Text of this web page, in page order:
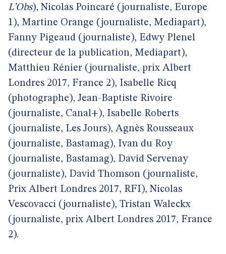
L’Obs), Nicolas Poincaré (journaliste, Europe
1), Martine Orange (journaliste, Mediapart),
Fanny Pigeaud (journaliste), Edwy Plenel
(directeur de la publication, Mediapart),
Matthieu Rénier (journaliste, prix Albert
Londres 2017, France 2), Isabelle Ricq
(photographe), Jean-Baptiste Rivoire
(journaliste, Canal+), Isabelle Roberts
(journaliste, Les Jours), Agnès Rousseaux
(journaliste, Bastamag), Ivan du Roy
(journaliste, Bastamag), David Servenay
(journaliste), David Thomson (journaliste,
Prix Albert Londres 2017, RFI), Nicolas
Vescovacci (journaliste), Tristan Waleckx
(journaliste, prix Albert Londres 2017, France
2).